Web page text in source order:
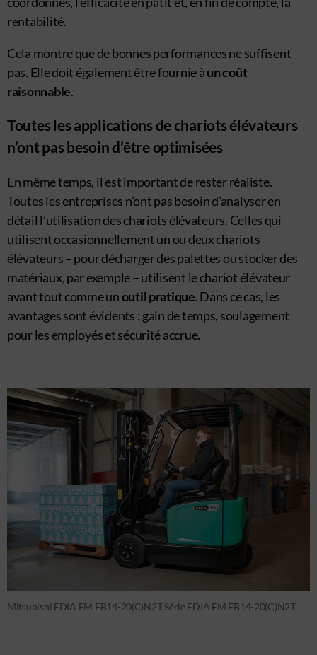
rentabilité.
Cela montre que de bonnes performances ne suffisent
pas. Elle doit également être fournie àun coût
raisonnable.
Toutes les applications de chariots élévateurs
n’ont pas besoin d’être optimisées
En même temps, il est important de rester réaliste.
Toutes les entreprises n’ont pas besoin d’analyser en
détail l’utilisation des chariots élévateurs. Celles qui
utilisent occasionnellement un ou deux chariots
élévateurs – pour décharger des palettes ou stocker des
matériaux, par exemple – utilisent le chariot élévateur
avant tout comme unoutil pratique. Dans ce cas, les
avantages sont évidents : gain de temps, soulagement
pour les employés et sécurité accrue.
Mitsubishi EDIA EM FB14-20(C)N2T Série EDIA EM FB14-20(C)N2T